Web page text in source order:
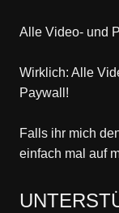
Alle Video- und
Wirklich: Alle
Paywall!
Falls ihr mich
einfach mal auf